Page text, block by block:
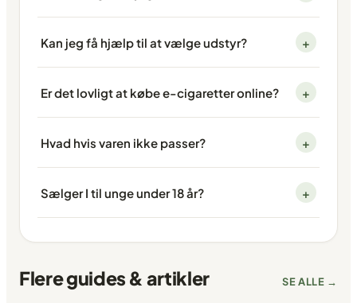
Kan jeg få hjælp til at vælge udstyr? +
Er det lovligt at købe e-cigaretter online? +
Hvad hvis varen ikke passer? +
Sælger I til unge under 18 år? +
Flere guides & artikler SE ALLE →